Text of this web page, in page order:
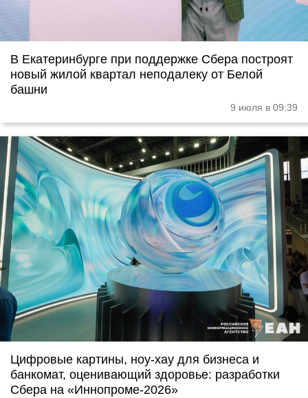
В Екатеринбурге при поддержке Сбера построят
новый жилой квартал неподалеку от Белой
башни
9 июля в 09:39
Цифровые картины, ноу-хау для бизнеса и
банкомат, оценивающий здоровье: разработки
Сбера на «Иннопроме-2026»